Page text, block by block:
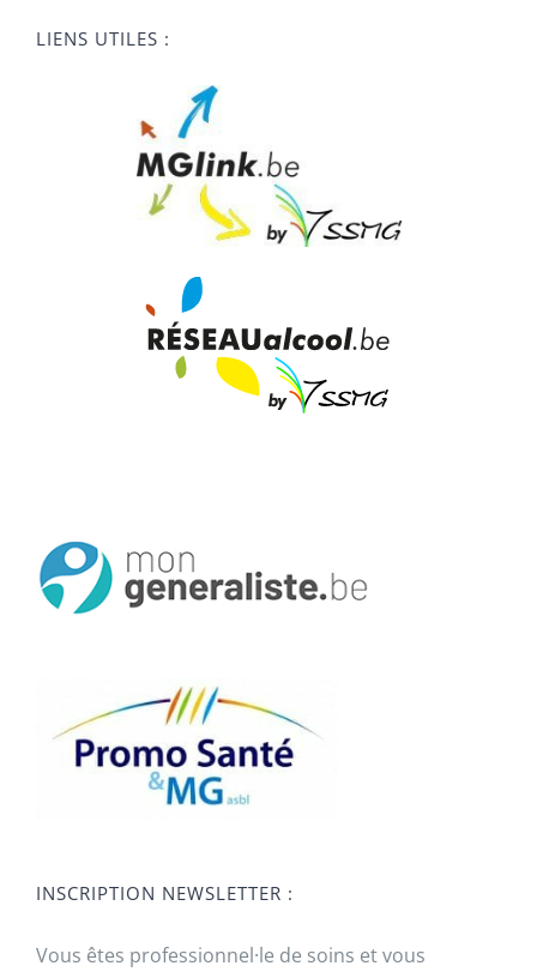
LIENS UTILES :
INSCRIPTION NEWSLETTER :
Vous êtes professionnel·le de soins et vous